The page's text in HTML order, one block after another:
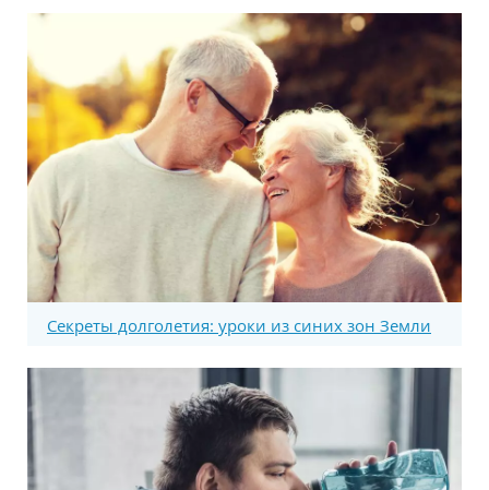
Секреты долголетия: уроки из синих зон Земли